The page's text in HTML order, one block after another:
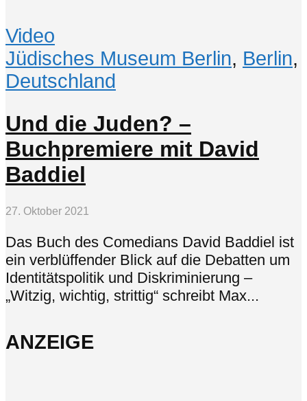
Video
Jüdisches Museum Berlin, Berlin,
Deutschland
Und die Juden? –
Buchpremiere mit David
Baddiel
27. Oktober 2021
Das Buch des Comedians David Baddiel ist
ein verblüffender Blick auf die Debatten um
Identitätspolitik und Diskriminierung –
„Witzig, wichtig, strittig“ schreibt Max...
ANZEIGE